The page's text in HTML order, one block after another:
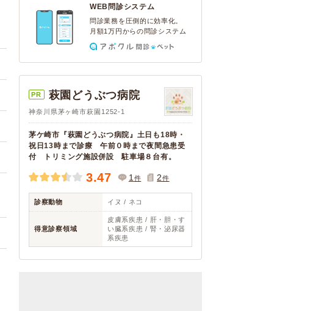
WEB問診システム
問診業務を圧倒的に効率化。
月額1万円からの問診システム
PR 萩園どうぶつ病院
神奈川県茅ヶ崎市萩園1252-1
茅ケ崎市『萩園どうぶつ病院』土日も18時・
祝日13時まで診療 午前０時まで夜間急患受
付 トリミング施設併設 駐車場８台有。
3.47 1 件 2件
診察動物 イヌ / ネコ
得意診察領域
皮膚系疾患 / 肝・胆・す
い臓系疾患 / 腎・泌尿器
系疾患